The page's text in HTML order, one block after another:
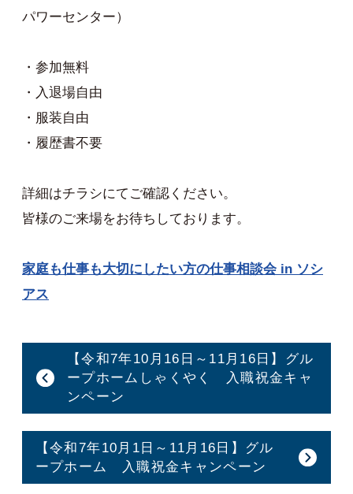
パワーセンター）
・参加無料
・入退場自由
・服装自由
・履歴書不要
詳細はチラシにてご確認ください。
皆様のご来場をお待ちしております。
家庭も仕事も大切にしたい方の仕事相談会 in ソシ
アス
【令和7年10月16日～11月16日】グル
ープホームしゃくやく 入職祝金キャ
ンペーン
【令和7年10月1日～11月16日】グル
ープホーム 入職祝金キャンペーン